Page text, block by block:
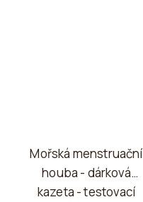
Mořská menstruační
houba - dárková
kazeta - testovací